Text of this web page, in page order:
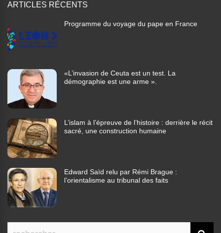
ARTICLES RÉCENTS
Programme du voyage du pape en France
«L’invasion de Ceuta est un test. La
démographie est une arme ».
L’islam à l’épreuve de l’histoire : derrière le récit
sacré, une construction humaine
Edward Saïd relu par Rémi Brague :
l’orientalisme au tribunal des faits